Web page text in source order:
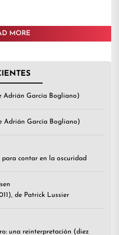
MORE
Adrián García Bogliano)
Adrián García Bogliano)
contar en la oscuridad
en
de Patrick Lussier
una reinterpretación (diez